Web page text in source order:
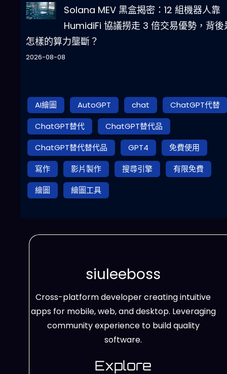
Solana MEV 黑盒揭密：12 組機器人靠
HumidiFi 協議撈走 3 倍交易優勢，背後
怎樣的算力壟斷？
2026-08-08
AI繪圖 AutoGPT chat
ChatGPT代替
ChatGPT替代
ChatGPT替代品
ChatGPT替代替代品
GPT4
免費使用
寫作
影片製作 搜尋引擎
有限免費
繪圖
繪圖工具
siuleeboss
Cross-platform developer creating intuitive
apps for mobile, web, and desktop. Leveraging
community experience to build quality
software.
Explore